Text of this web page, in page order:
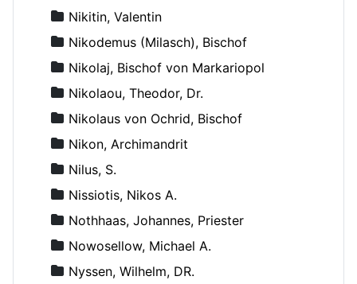
Nikitin, Valentin
Nikodemus (Milasch), Bischof
Nikolaj, Bischof von Markariopol
Nikolaou, Theodor, Dr.
Nikolaus von Ochrid, Bischof
Nikon, Archimandrit
Nilus, S.
Nissiotis, Nikos A.
Nothhaas, Johannes, Priester
Nowosellow, Michael A.
Nyssen, Wilhelm, DR.